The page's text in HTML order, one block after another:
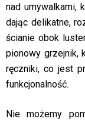
nad umywalkami,
dając delikatne,
ścianie obok
pionowy grzejnik,
ręczniki, co jest
funkcjonalność.
Nie możemy